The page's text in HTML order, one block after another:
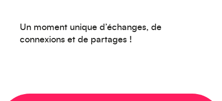
Un moment unique d’échanges, de
connexions et de partages !
Créez votre événement